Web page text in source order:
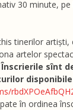
30 minute,
tinerilor
artelor
Înscrierile sînt
disponibile
în ordinea